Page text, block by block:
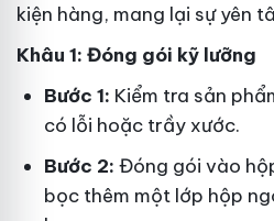
kiện hàng, mang lại sự yên
Khâu 1: Đóng gói kỹ lưỡng
Bước 1: Kiểm tra sản
có lỗi hoặc trầy xước.
Bước 2: Đóng gói vào
bọc thêm một lớp hộp